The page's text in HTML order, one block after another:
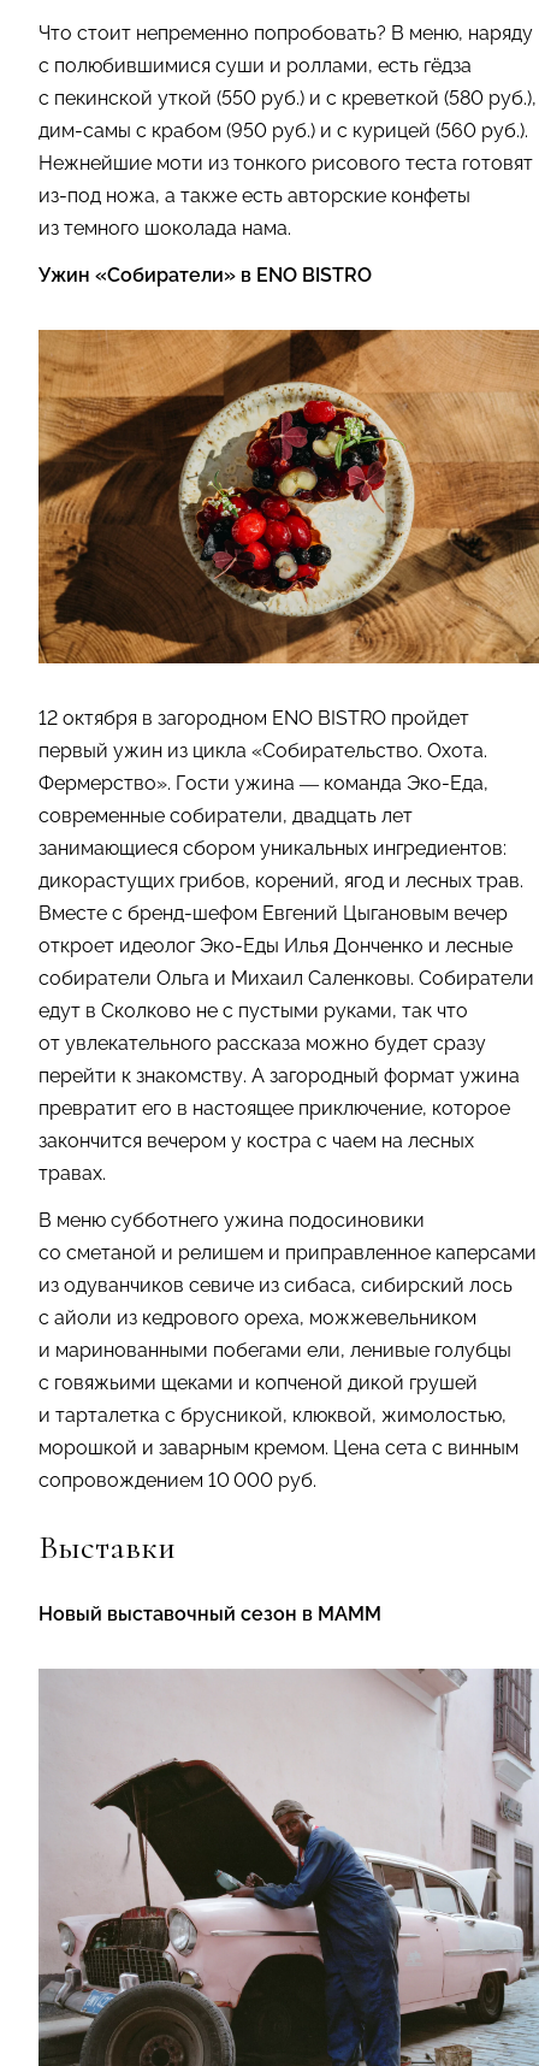
Что стоит непременно попробовать? В меню, наряду
с полюбившимися суши и роллами, есть гёдза
с пекинской уткой (550 руб.) и с креветкой (580 руб.),
дим-самы с крабом (950 руб.) и с курицей (560 руб.).
Нежнейшие моти из тонкого рисового теста готовят
из-под ножа, а также есть авторские конфеты
из темного шоколада нама.
Ужин «Собиратели» в ENO BISTRO
12 октября в загородном ENO BISTRO пройдет
первый ужин из цикла «Собирательство. Охота.
Фермерство». Гости ужина — команда Эко-Еда,
современные собиратели, двадцать лет
занимающиеся сбором уникальных ингредиентов:
дикорастущих грибов, корений, ягод и лесных трав.
Вместе с бренд-шефом Евгений Цыгановым вечер
откроет идеолог Эко-Еды Илья Донченко и лесные
собиратели Ольга и Михаил Саленковы. Собиратели
едут в Сколково не с пустыми руками, так что
от увлекательного рассказа можно будет сразу
перейти к знакомству. А загородный формат ужина
превратит его в настоящее приключение, которое
закончится вечером у костра с чаем на лесных
травах.
В меню субботнего ужина подосиновики
со сметаной и релишем и приправленное каперсами
из одуванчиков севиче из сибаса, сибирский лось
с айоли из кедрового ореха, можжевельником
и маринованными побегами ели, ленивые голубцы
с говяжьими щеками и копченой дикой грушей
и тарталетка с брусникой, клюквой, жимолостью,
морошкой и заварным кремом. Цена сета с винным
сопровождением 10 000 руб.
Выставки
Новый выставочный сезон в МАММ